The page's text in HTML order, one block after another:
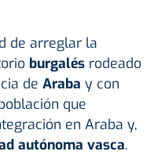
de arreglar la
burgalés rodeado
de Araba y con
que
en Araba y,
autónoma vasca.